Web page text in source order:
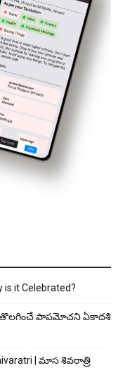
is it Celebrated?
తొలగించే పాపమోచని ఏకాదశి
| మాస శివరాత్రి